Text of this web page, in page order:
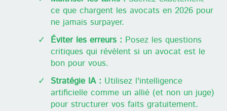
ce que chargent les avocats en 2026 pour
ne jamais surpayer.
✓ Éviter les erreurs : Posez les questions
critiques qui révèlent si un avocat est le
bon pour vous.
✓ Stratégie IA : Utilisez l'intelligence
artificielle comme un allié (et non un juge)
pour structurer vos faits gratuitement.